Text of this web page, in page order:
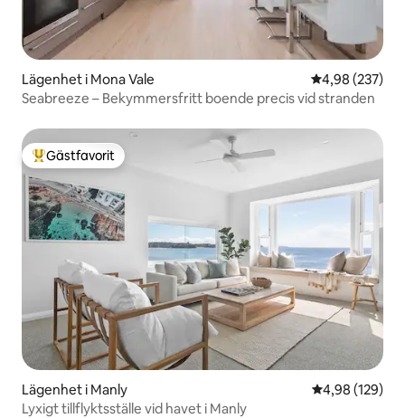
Lägenhet i Mona Vale 4,98 av 5 i
4,98 (237)
Seabreeze – Bekymmersfritt boende precis vid stranden
Populär gästfavorit
Gästfavorit
Lägenhet i Manly 4,98 av 5 i
4,98 (129)
Lyxigt tillflyktsställe vid havet i Manly